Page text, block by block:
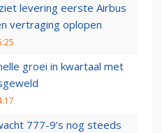
levering eerste Airbus
vertraging oplopen
groei in kwartaal met
777-9’s nog steeds